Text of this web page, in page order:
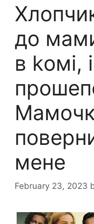
до
в kомі, і
мене
February 23, 2023